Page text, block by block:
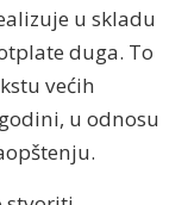
u skladu
duga. To
većih
u odnosu